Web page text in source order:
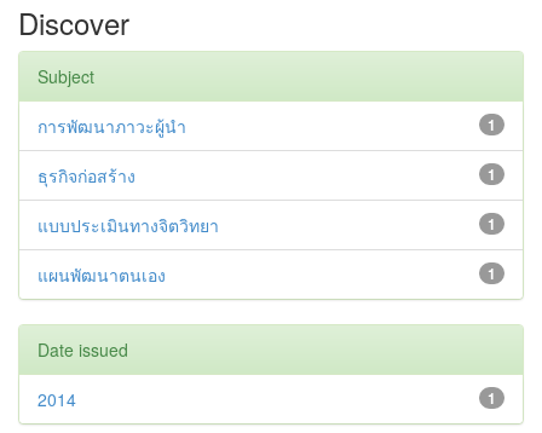
Discover
Subject
1
การพัฒนาภาวะผู้นำ
1
ธุรกิจก่อสร้าง
1
แบบประเมินทางจิตวิทยา
1
แผนพัฒนาตนเอง
Date issued
1
2014